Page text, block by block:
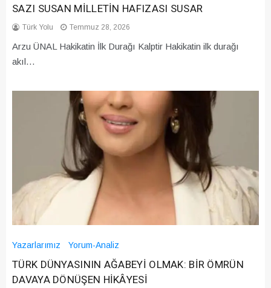
SAZI SUSAN MİLLETİN HAFIZASI SUSAR
Türk Yolu Temmuz 28, 2026
Arzu ÜNAL Hakikatin İlk Durağı Kalptir Hakikatin ilk durağı
akıl…
Yazarlarımız Yorum-Analiz
TÜRK DÜNYASININ AĞABEYİ OLMAK: BİR ÖMRÜN
DAVAYA DÖNÜŞEN HİKÂYESİ